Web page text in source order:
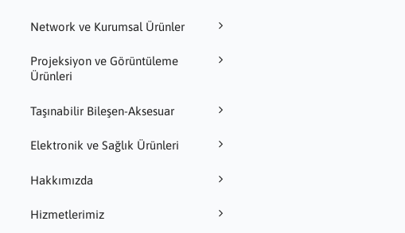
Network ve Kurumsal Ürünler
Projeksiyon ve Görüntüleme
Ürünleri
Taşınabilir Bileşen-Aksesuar
Elektronik ve Sağlık Ürünleri
Hakkımızda
Hizmetlerimiz